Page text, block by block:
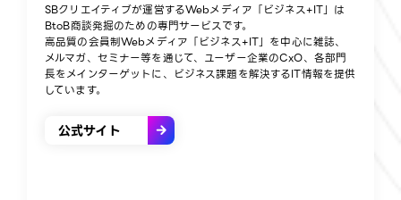
SBクリエイティブが運営するWebメディア「ビジネス+IT」は
BtoB商談発掘のための専門サービスです。
高品質の会員制Webメディア「ビジネス+IT」を中心に雑誌、
メルマガ、セミナー等を通じて、ユーザー企業のCxO、各部門
長をメインターゲットに、ビジネス課題を解決するIT情報を提供
しています。​
公式サイト